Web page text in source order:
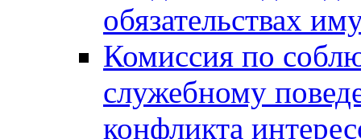
обязательствах
Комиссия по
служебному
конфликта